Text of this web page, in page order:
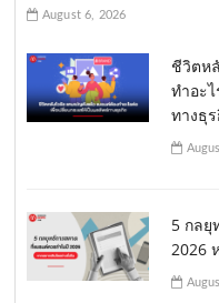
August 6, 2026
ชีวิตห
ทำอะ
ทางธุ
5 กล
2026